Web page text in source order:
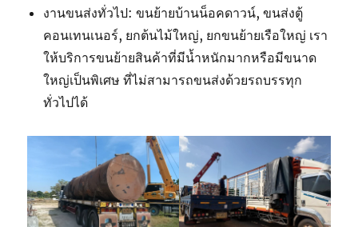
งานขนส่งทั่วไป: ขนย้ายบ้านน็อคดาวน์, ขนส่งตู้
คอนเทนเนอร์, ยกต้นไม้ใหญ่, ยกขนย้ายเรือใหญ่ เรา
ให้บริการขนย้ายสินค้าที่มีน้ำหนักมากหรือมีขนาด
ใหญ่เป็นพิเศษ ที่ไม่สามารถขนส่งด้วยรถบรรทุก
ทั่วไปได้